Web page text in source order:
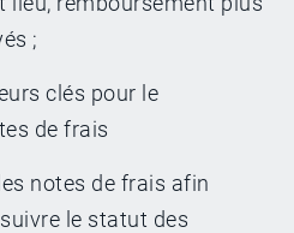
;
clés pour le
de frais
notes de frais afin
le statut des